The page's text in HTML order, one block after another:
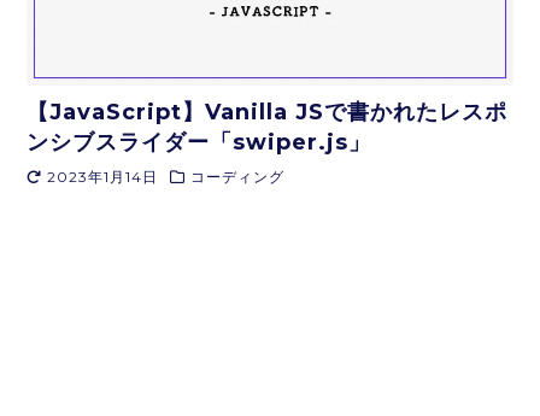
【JavaScript】Vanilla JSで書かれたレスポ
ンシブスライダー「swiper.js」
2023年1月14日 コーディング